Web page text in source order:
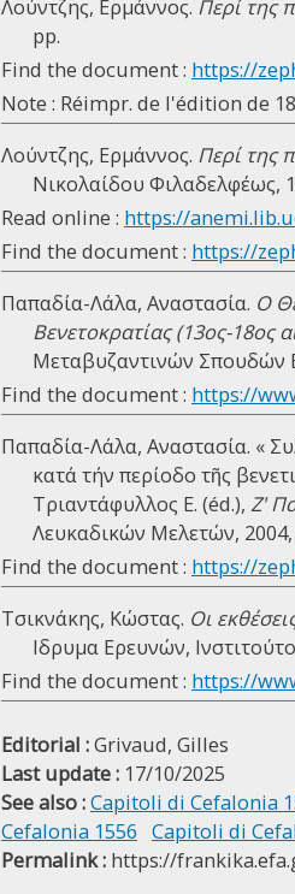
Λούντζης, Ερμάννος. Περί της
pp.
Find the document : https://
Note : Réimpr. de l'édition de
Λούντζης, Ερμάννος. Περί της
Νικολαίδου Φιλαδελφέως,
Read online : https://
Find the document : https://
Παπαδία-Λάλα, Αναστασία. Ο
Βενετοκρατίας (13ος-18ος
Μεταβυζαντινών Σπουδών
Find the document : https://
Παπαδία-Λάλα, Αναστασία. «
κατά τήν περίοδο τῆς
Τριαντάφυλλος Ε. (éd.), Ζ'
Λευκαδικών Μελετών, 2004,
Find the document : https://
Τσικνάκης, Κώστας. Οι
Ιδρυμα Ερευνών,
Find the document : https://
Editorial :Grivaud, Gilles
Last update : 17/10/2025
See also :Capitoli di Cefalonia
Cefalonia 1556 Capitoli di
Permalink : https://